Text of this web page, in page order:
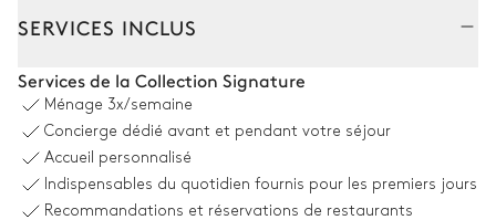
Piscine
Non chauffée · Au chlore
Dimensions : L = 15m, l = 4,75m,
profondeur = 0,8m / 1,7m
Transats
SERVICES INCLUS
Services de la Collection Signature
Ménage 3x/semaine
Concierge dédié avant et pendant votre séjour
Accueil personnalisé
Indispensables du quotidien fournis pour les premiers jours
Recommandations et réservations de restaurants